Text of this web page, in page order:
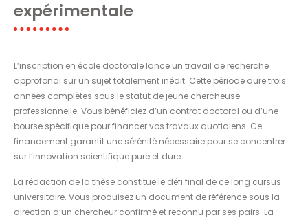
expérimentale
L’inscription en école doctorale lance un travail de recherche
approfondi sur un sujet totalement inédit. Cette période dure trois
années complètes sous le statut de jeune chercheuse
professionnelle. Vous bénéficiez d’un contrat doctoral ou d’une
bourse spécifique pour financer vos travaux quotidiens. Ce
financement garantit une sérénité nécessaire pour se concentrer
sur l’innovation scientifique pure et dure.
La rédaction de la thèse constitue le défi final de ce long cursus
universitaire. Vous produisez un document de référence sous la
direction d’un chercheur confirmé et reconnu par ses pairs. La